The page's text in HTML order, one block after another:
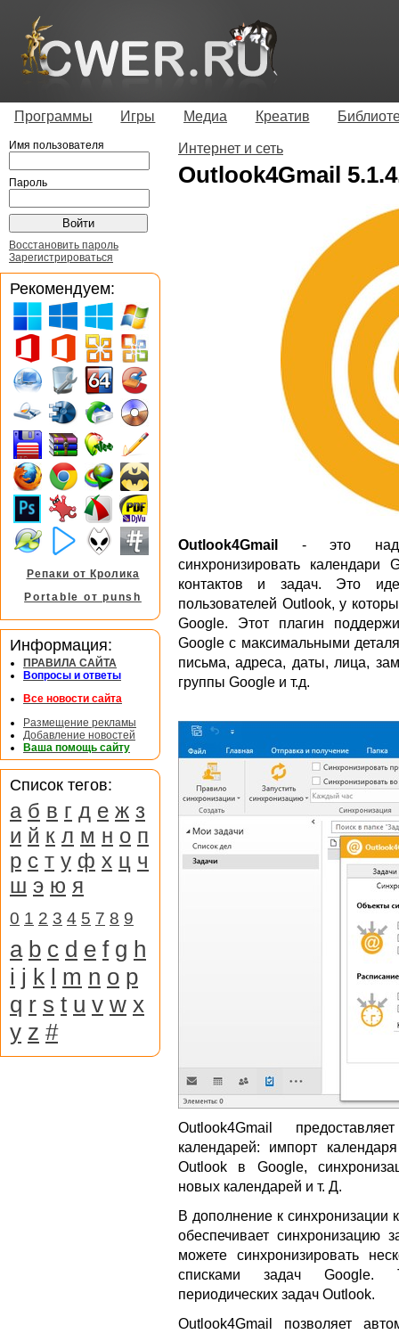
Программы Игры Медиа Креатив
Интернет и сеть
Outlook4Gmail
Outlook4Gmail
- это
синхронизировать
контактов и задач. Это
пользователей Outlook, у
Google. Этот плагин
Google с максимальными
письма, адреса, даты, лица,
группы Google и т.д.
Outlook4Gmail
календарей: импорт
Outlook в Google,
новых календарей и т. Д.
В дополнение к синхронизации
обеспечивает
можете синхронизировать
списками задач Google.
периодических задач Outlook.
Outlook4Gmail позволяет
Имя пользователя
Пароль
Восстановить пароль
Зарегистрироваться
Рекомендуем:
Репаки от Кролика
Portable от punsh
Информация:
ПРАВИЛА САЙТА
Вопросы и ответы
Все новости сайта
Размещение рекламы
Добавление новостей
Ваша помощь сайту
Список тегов:
а б в г д е ж з
и й к л м н о п
р с т у ф х ц ч
ш э ю я
0 1 2 3 4 5 7 8 9
a b c d e f g h
i j k l m n o p
q r s t u v w x
y z #